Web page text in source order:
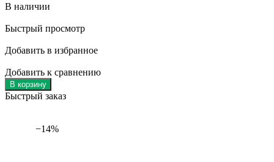
В наличии
Быстрый просмотр
Добавить в избранное
Добавить к сравнению
В корзину
Быстрый заказ
−14%